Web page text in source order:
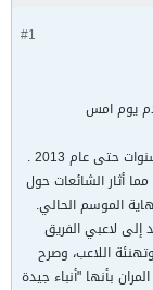
#1
يوم امس
حتى عام 2013 .
وكان مقرراً أن ينتهي عقد اللاعب في حزيران/يونيو 2010 مما أثار الشائعات حول
الموسم الحالي.
إلى لاعبي الفريق
اللاعب، وصرح
بأنها "أنباء جيدة